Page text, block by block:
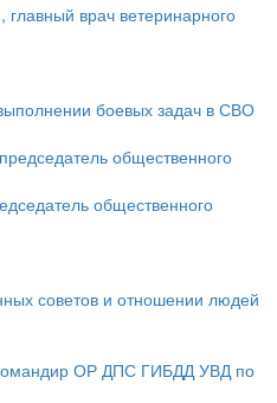
главный врач ветеринарного
боевых задач в СВО
общественного
советов и отношении людей